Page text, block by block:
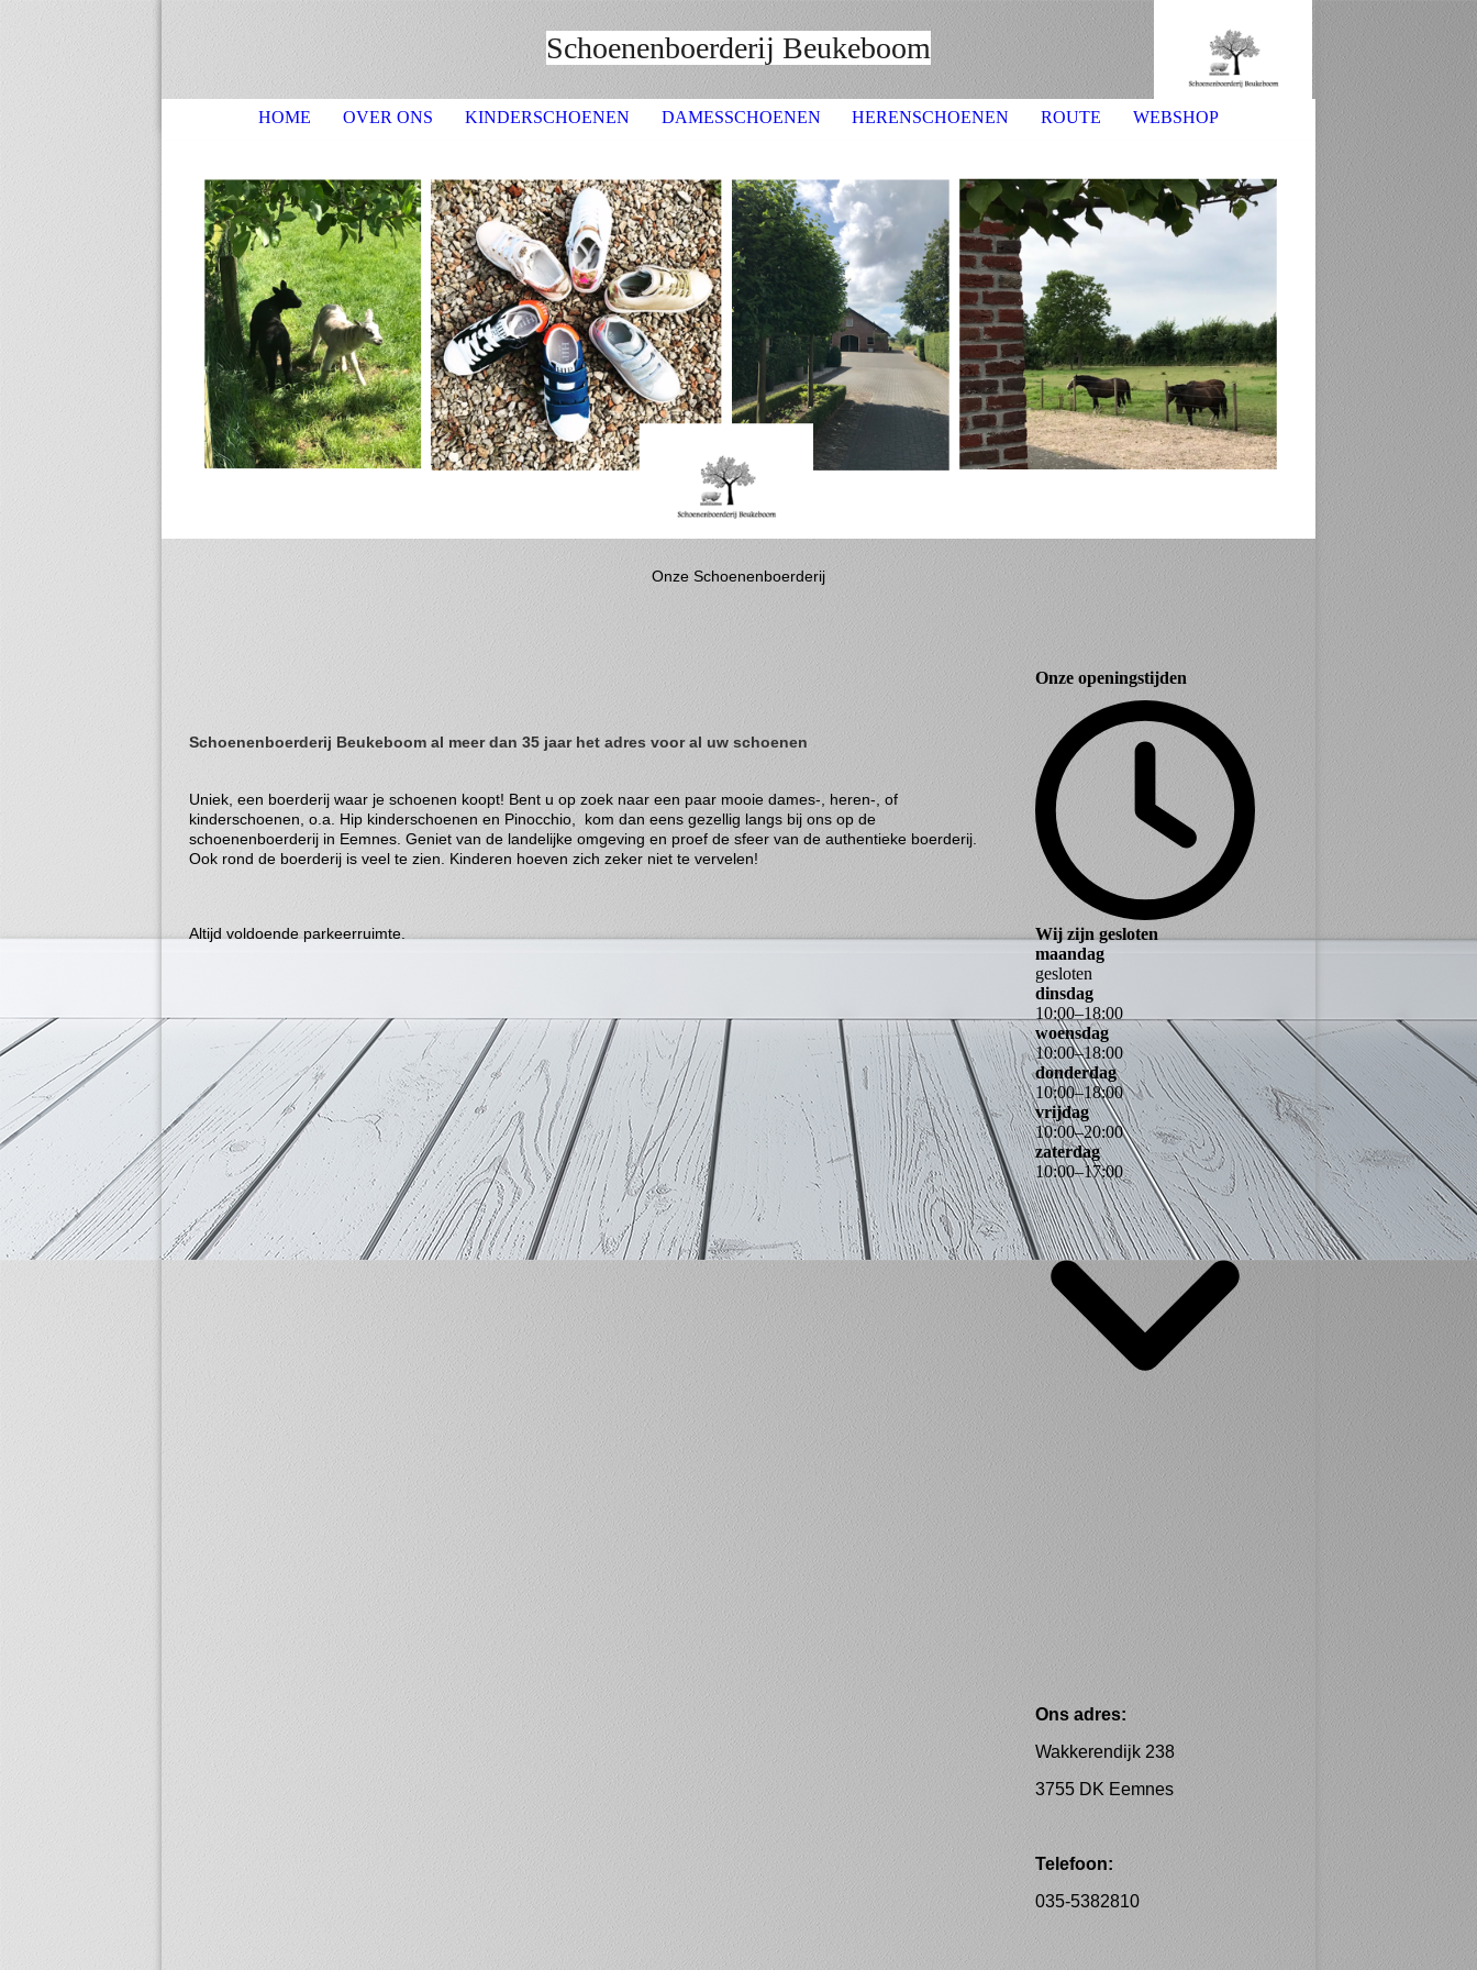
Schoenenboerderij Beukeboom
HOME OVER ONS KINDERSCHOENEN DAMESSCHOENEN HERENSCHOENEN ROUTE WEBSHOP
Onze Schoenenboerderij
Schoenenboerderij Beukeboom al meer dan 35 jaar het adres voor al uw schoenen
Uniek, een boerderij waar je schoenen koopt! Bent u op zoek naar een paar mooie dames-, heren-, of
kinderschoenen, o.a. Hip kinderschoenen en Pinocchio, kom dan eens gezellig langs bij ons op de
schoenenboerderij in Eemnes. Geniet van de landelijke omgeving en proef de sfeer van de authentieke boerderij.
Ook rond de boerderij is veel te zien. Kinderen hoeven zich zeker niet te vervelen!
Altijd voldoende parkeerruimte.
Onze openingstijden
Wij zijn gesloten
maandag
gesloten
dinsdag
10:00–18:00
woensdag
10:00–18:00
donderdag
10:00–18:00
vrijdag
10:00–20:00
zaterdag
10:00–17:00
Ons adres:
Wakkerendijk 238
3755 DK Eemnes
Telefoon:
035-5382810